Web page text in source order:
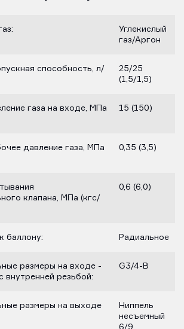
Углекислый
газ/Аргон
способность, л/
25/25
(1,5/1,5)
газа на входе, МПа
15 (150)
давление газа, МПа
0,35 (3,5)
клапана, МПа (кгс/
0,6 (6,0)
баллону: Радиальное
размеры на входе -
внутренней резьбой:
G3/4-B
размеры на выходе
Ниппель
несъемный
6/9